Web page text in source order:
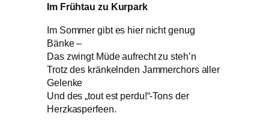
Im Frühtau zu Kurpark
Im Sommer gibt es hier nicht genug
Bänke –
Das zwingt Müde aufrecht zu steh’n
Trotz des kränkelnden Jammerchors aller
Gelenke
Und des „tout est perdu!“-Tons der
Herzkasperfeen.